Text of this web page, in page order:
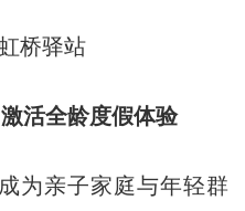
桥驿站
活全龄度假体验
亲子家庭与年轻群